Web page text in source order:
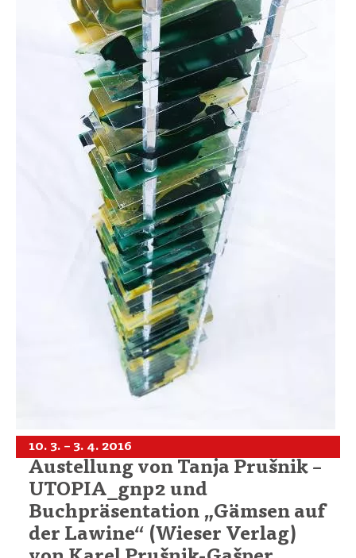
10. 3. – 3. 4. 2016
Austellung von Tanja Prušnik –
UTOPIA_gnp2 und
Buchpräsentation „Gämsen auf
der Lawine“ (Wieser Verlag)